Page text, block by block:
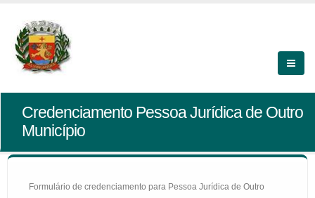
Credenciamento Pessoa Jurídica de Outro
Município
Formulário de credenciamento para Pessoa Jurídica de Outro